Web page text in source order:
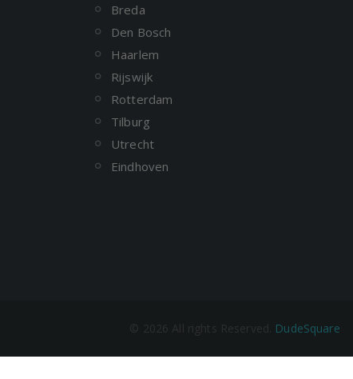
Breda
Den Bosch
Haarlem
Rijswijk
Rotterdam
Tilburg
Utrecht
Eindhoven
DudeSquare